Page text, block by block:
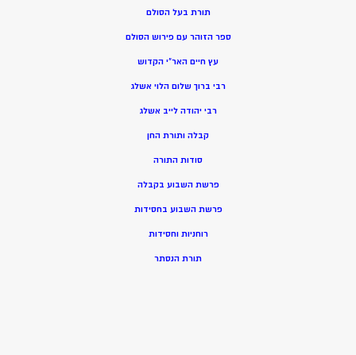
תורת בעל הסולם
ספר הזוהר עם פירוש הסולם
עץ חיים האר”י הקדוש
רבי ברוך שלום הלוי אשלג
רבי יהודה לייב אשלג
קבלה ותורת החן
סודות התורה
פרשת השבוע בקבלה
פרשת השבוע בחסידות
רוחניות וחסידות
תורת הנסתר